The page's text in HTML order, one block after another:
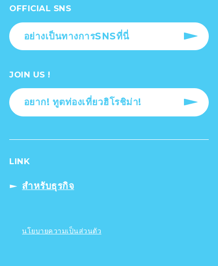
OFFICIAL SNS
อย่างเป็นทางการSNSที่นี่
JOIN US !
อยาก! ทูตท่องเที่ยวฮิโรชิม่า!
LINK
สำหรับธุรกิจ
นโยบายความเป็นส่วนตัว